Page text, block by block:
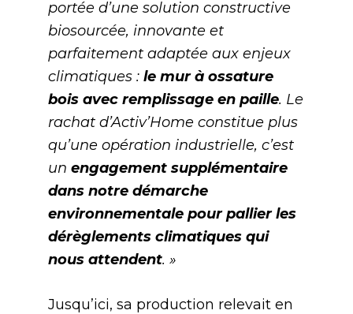
portée d’une solution constructive
biosourcée, innovante et
parfaitement adaptée aux enjeux
climatiques :le mur à ossature
bois avec remplissage en paille. Le
rachat d’Activ’Home constitue plus
qu’une opération industrielle, c’est
unengagement supplémentaire
dans notre démarche
environnementale pour pallier les
dérèglements climatiques qui
nous attendent. »
Jusqu’ici, sa production relevait en